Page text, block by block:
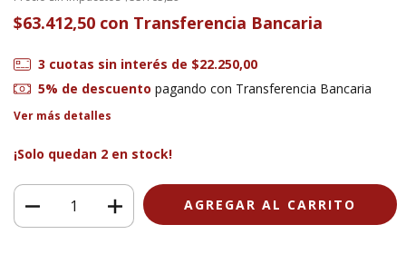
$63.412,50 con Transferencia Bancaria
3 cuotas sin interés de $22.250,00
5% de descuento pagando con Transferencia Bancaria
Ver más detalles
¡Solo quedan 2 en stock!